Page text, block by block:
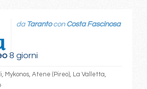
8 giorni
da Tarantocon Costa Fascinosa
Mykonos, Atene (Pireo), La Valletta,